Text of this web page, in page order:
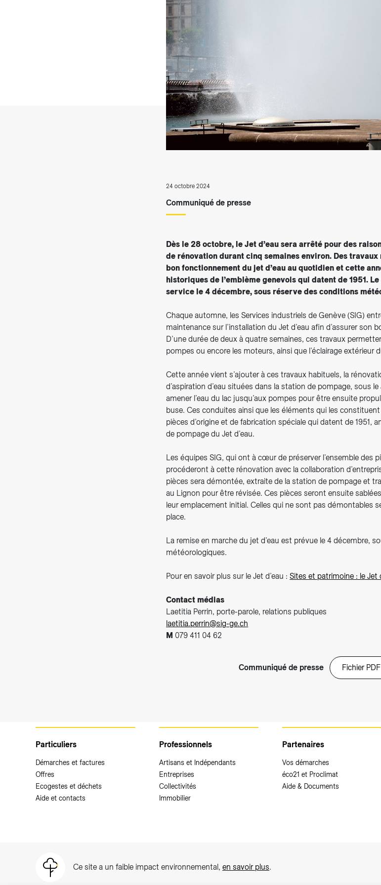
Tarifs et règlements
24 octobre 2024
Communiqué de presse
Dès le 28 octobre, le Jet d’eau sera arrêté pour des
de rénovation durant cinq semaines environ. Des
bon fonctionnement du jet d’eau au quotidien et cette
historiques de l’emblème genevois qui datent de 1951.
service le 4 décembre, sous réserve des conditions
Chaque automne, les Services industriels de Genève (SIG)
maintenance sur l’installation du Jet d’eau afin d’assurer son
D’une durée de deux à quatre semaines, ces travaux
pompes ou encore les moteurs, ainsi que l’éclairage extérieur
Cette année vient s’ajouter à ces travaux habituels, la
d’aspiration d’eau situées dans la station de pompage, sous
amener l’eau du lac jusqu’aux pompes pour être ensuite
buse. Ces conduites ainsi que les éléments qui les
pièces d’origine et de fabrication spéciale qui datent de 1951,
de pompage du Jet d’eau.
Les équipes SIG, qui ont à cœur de préserver l’ensemble des
procéderont à cette rénovation avec la collaboration
pièces sera démontée, extraite de la station de pompage et
au Lignon pour être révisée. Ces pièces seront ensuite
leur emplacement initial. Celles qui ne sont pas démontables
place.
La remise en marche du jet d’eau est prévue le 4 décembre,
météorologiques.
Pour en savoir plus sur le Jet d’eau : Sites et patrimoine : le Jet
Contact médias
Laetitia Perrin, porte-parole, relations publiques
laetitia.perrin@sig-ge.ch
M 079 411 04 62
Communiqué de presse Fichier PDF
Particuliers
Démarches et factures
Offres
Ecogestes et déchets
Aide et contacts
Professionnels
Artisans et Indépendants
Entreprises
Collectivités
Immobilier
Partenaires
Vos démarches
éco21 et Proclimat
Aide & Documents
Ce site a un faible impact environnemental, en savoir plus.